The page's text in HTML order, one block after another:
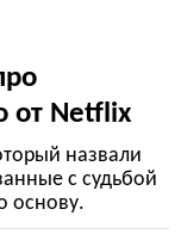
от Netflix
назвали
с судьбой
основу.